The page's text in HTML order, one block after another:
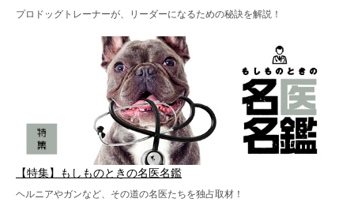
プロドッグトレーナーが、リーダーになるための秘訣を解説！
【特集】もしものときの名医名鑑
ヘルニアやガンなど、その道の名医たちを独占取材！